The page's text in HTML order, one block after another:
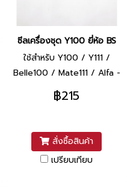
ซีลเครื่องชุด Y100 ยี่ห้อ BS
ใช้สำหรับ Y100 / Y111 /
Belle100 / Mate111 / Alfa -
ซีลข้อขวา #32-44-8 - ซีลจาน
ไฟ #25-40-8 - ซีลฝาครอบลูก
เตอร์หน้า #20-38-5 - ซีล
สตาร์ท #15-26-6 - ซีลเกียร์
#12-18-5
฿215
สั่งซื้อสินค้า
เปรียบเทียบ